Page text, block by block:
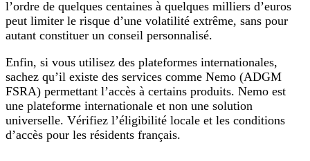
l’ordre de quelques centaines à quelques milliers d’euros
peut limiter le risque d’une volatilité extrême, sans pour
autant constituer un conseil personnalisé.
Enfin, si vous utilisez des plateformes internationales,
sachez qu’il existe des services comme Nemo (ADGM
FSRA) permettant l’accès à certains produits. Nemo est
une plateforme internationale et non une solution
universelle. Vérifiez l’éligibilité locale et les conditions
d’accès pour les résidents français.